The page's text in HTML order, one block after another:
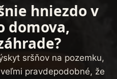
hniezdo v
domova,
sršňov na pozemku,
pravdepodobné, že